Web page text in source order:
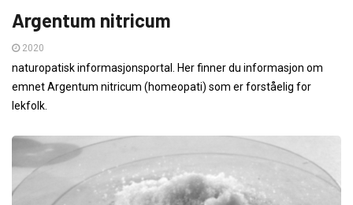
Argentum nitricum
2020
naturopatisk informasjonsportal. Her finner du informasjon om
emnet Argentum nitricum (homeopati) som er forståelig for
lekfolk.